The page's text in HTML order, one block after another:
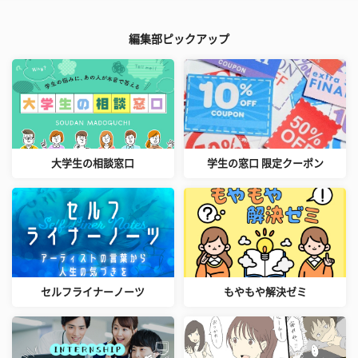
編集部ピックアップ
大学生の相談窓口 学生の窓口 限定クーポン
セルフライナーノーツ もやもや解決ゼミ